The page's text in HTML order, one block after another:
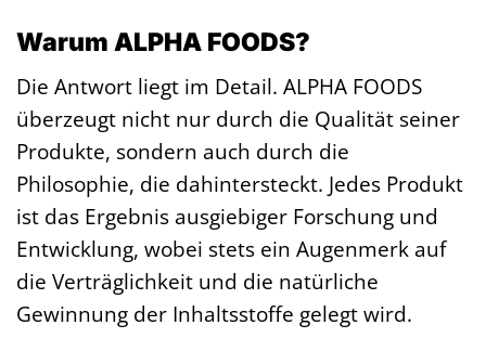
Warum ALPHA FOODS?
Die Antwort liegt im Detail. ALPHA FOODS
überzeugt nicht nur durch die Qualität seiner
Produkte, sondern auch durch die
Philosophie, die dahintersteckt. Jedes Produkt
ist das Ergebnis ausgiebiger Forschung und
Entwicklung, wobei stets ein Augenmerk auf
die Verträglichkeit und die natürliche
Gewinnung der Inhaltsstoffe gelegt wird.